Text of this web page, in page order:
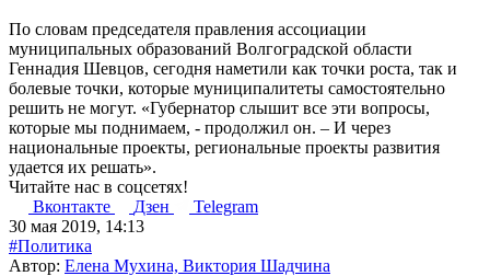
По словам председателя правления ассоциации
муниципальных образований Волгоградской области
Геннадия Шевцов, сегодня наметили как точки роста, так и
болевые точки, которые муниципалитеты самостоятельно
решить не могут. «Губернатор слышит все эти вопросы,
которые мы поднимаем, - продолжил он. – И через
национальные проекты, региональные проекты развития
удается их решать».
Читайте нас в соцсетях!
Вконтакте
Дзен
Telegram
30 мая 2019, 14:13
#Политика
Автор: Елена Мухина, Виктория Шадчина